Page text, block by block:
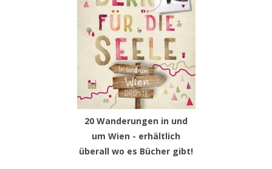
20 Wanderungen in und
um Wien - erhältlich
überall wo es Bücher gibt!